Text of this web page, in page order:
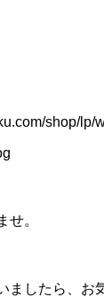
shop/lp/
せ。
ましたら、お